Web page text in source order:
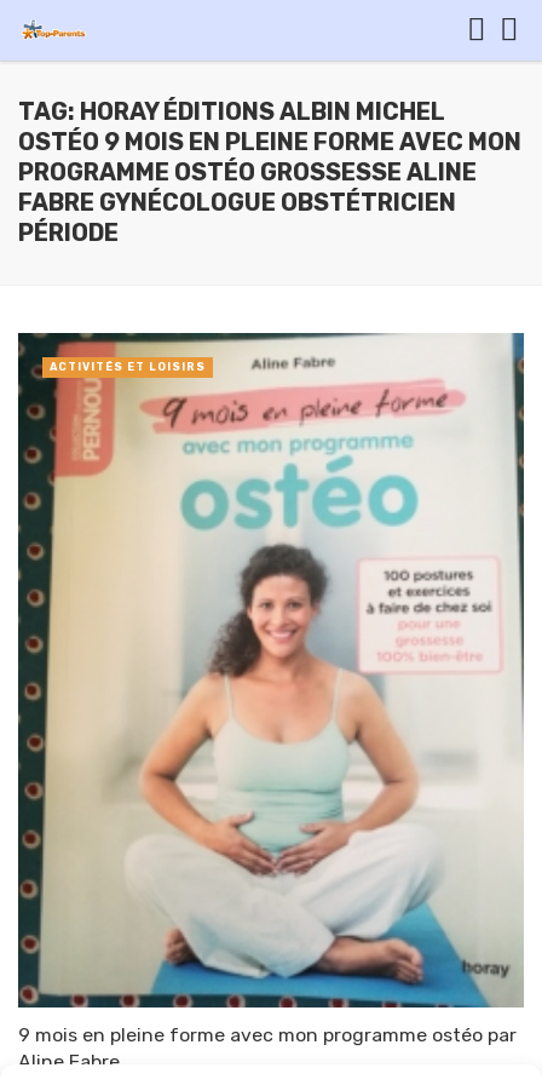
TAG: HORAY ÉDITIONS ALBIN MICHEL
OSTÉO 9 MOIS EN PLEINE FORME AVEC MON
PROGRAMME OSTÉO GROSSESSE ALINE
FABRE GYNÉCOLOGUE OBSTÉTRICIEN
PÉRIODE
9 mois en pleine forme avec mon programme ostéo par
Aline Fabre
ACTIVITÉS ET LOISIRS